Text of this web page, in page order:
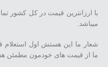
با ارزانترین قیمت در کل کشور
میباشد.
شعار ما این هستش اول استعلام
ما از قیمت های خودمون مطمئن